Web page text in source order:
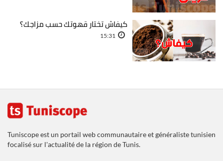
كيفاش تختار قهوتك حسب مزاجك؟
15:31
Tuniscope est un portail web communautaire et généraliste tunisien
focalisé sur l'actualité de la région de Tunis.